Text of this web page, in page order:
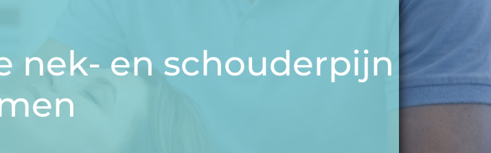
nek- en schouderpijn